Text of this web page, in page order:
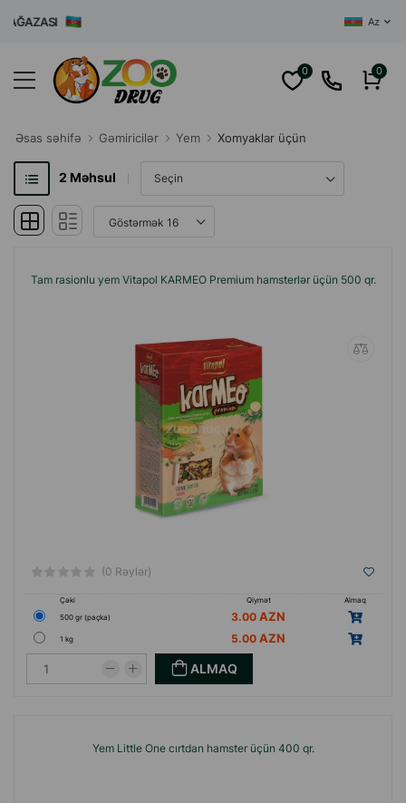
Az
0 0
Əsas səhifə Gəmiricilər Yem Xomyaklar üçün
2 Məhsul
Tam rasionlu yem Vitapol KARMEO Premium hamsterlər üçün 500 qr.
(0 Rəylər)
Çəki Qiymət
Almaq
500 gr (paçka)
3.00
1 kg 5.00
ALMAQ
Yem Little One cırtdan hamster üçün 400 qr.